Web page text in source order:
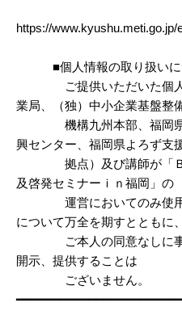
https://www.kyushu.meti.go.jp/
■個人情報の取り扱いに
ご提供いただいた個人情
業局、（独）中小企業基盤整
機構九州本部、福岡県、
興センター、福岡県よろず支
拠点）及び講師が「Ｂ
及啓発セミナーｉｎ福岡」の
運営においてのみ使用
について万全を期すとともに、
ご本人の同意なしに事務
開示、提供することは
ございません。